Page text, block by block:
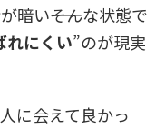
い――そんな状態で
れにくい”のが現実
に会えて良かっ